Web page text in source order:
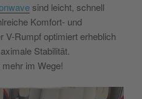
sind leicht, schnell
Komfort- und
V-Rumpf optimiert erheblich
Stabilität.
im Wege!